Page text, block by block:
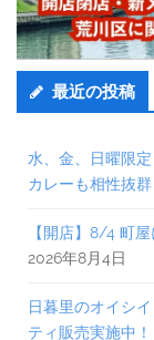
最近の投稿
水、金、日曜限
カレーも相性抜群
【開店】8/4 町
2026年8月4日
日暮里のオイシ
ティ販売実施中！